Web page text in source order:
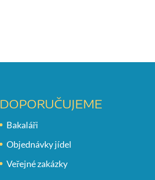
DOPORUČUJEME
Bakaláři
Objednávky jídel
Veřejné zakázky